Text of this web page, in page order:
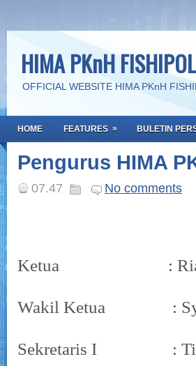
HIMA PKnH
OFFICIAL WEBSITE HIMA PKnH
HOME FEATURES » BULETIN
Pengurus HIMA
07.47 No comments
Ketua :
Wakil Ketua :
Sekretaris I :